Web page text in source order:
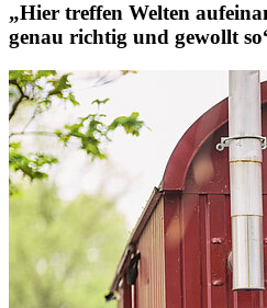
„Hier treffen Welten
genau richtig und gewollt